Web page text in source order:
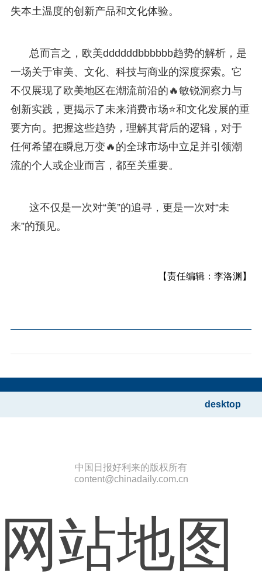
失本土温度的创新产品和文化体验。
总而言之，欧美ddddddbbbbbb趋势的解析，是
一场关于审美、文化、科技与商业的深度探索。它
不仅展现了欧美地区在潮流前沿的🔥敏锐洞察力与
创新实践，更揭示了未来消费市场⭐和文化发展的重
要方向。把握这些趋势，理解其背后的逻辑，对于
任何希望在瞬息万变🔥的全球市场中立足并引领潮
流的个人或企业而言，都至关重要。
这不仅是一次对“美”的追寻，更是一次对“未
来”的预见。
【责任编辑：李洛渊】
desktop
中国日报好利来的版权所有
content@chinadaily.com.cn
网站地图